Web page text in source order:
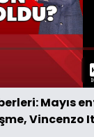
Oynat
Mayıs